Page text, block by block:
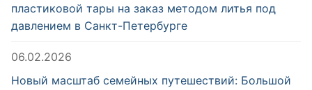
пластиковой тары на заказ методом литья под
давлением в Санкт-Петербурге
06.02.2026
Новый масштаб семейных путешествий: Большой